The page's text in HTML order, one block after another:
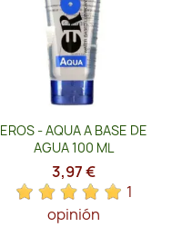
 Vista rápida
EROS - AQUA A BASE DE
AGUA 100 ML
3,97 €
1
opinión